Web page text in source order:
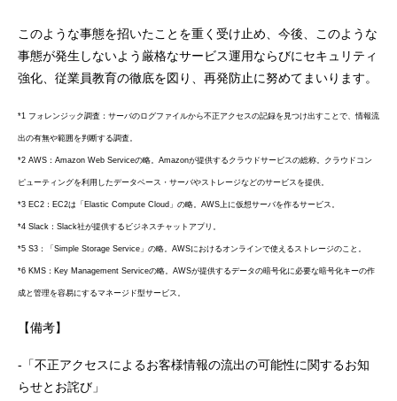
このような事態を招いたことを重く受け止め、今後、このような
事態が発生しないよう厳格なサービス運用ならびにセキュリティ
強化、従業員教育の徹底を図り、再発防止に努めてまいります。
*1 フォレンジック調査：サーバのログファイルから不正アクセスの記録を見つけ出すことで、情報流
出の有無や範囲を判断する調査。
*2 AWS：Amazon Web Serviceの略。Amazonが提供するクラウドサービスの総称。 クラウドコン
ピューティングを利用したデータベース・サーバやストレージなどのサービスを提供。
*3 EC2：EC2は「Elastic Compute Cloud」の略。AWS上に仮想サーバを作るサービス。
*4 Slack：Slack社が提供するビジネスチャットアプリ。
*5 S3：「Simple Storage Service」の略。AWSにおけるオンラインで使えるストレージのこと。
*6 KMS：Key Management Serviceの略。AWSが提供するデータの暗号化に必要な暗号化キーの作
成と管理を容易にするマネージド型サービス。
【備考】
-「不正アクセスによるお客様情報の流出の可能性に関するお知
らせとお詫び」